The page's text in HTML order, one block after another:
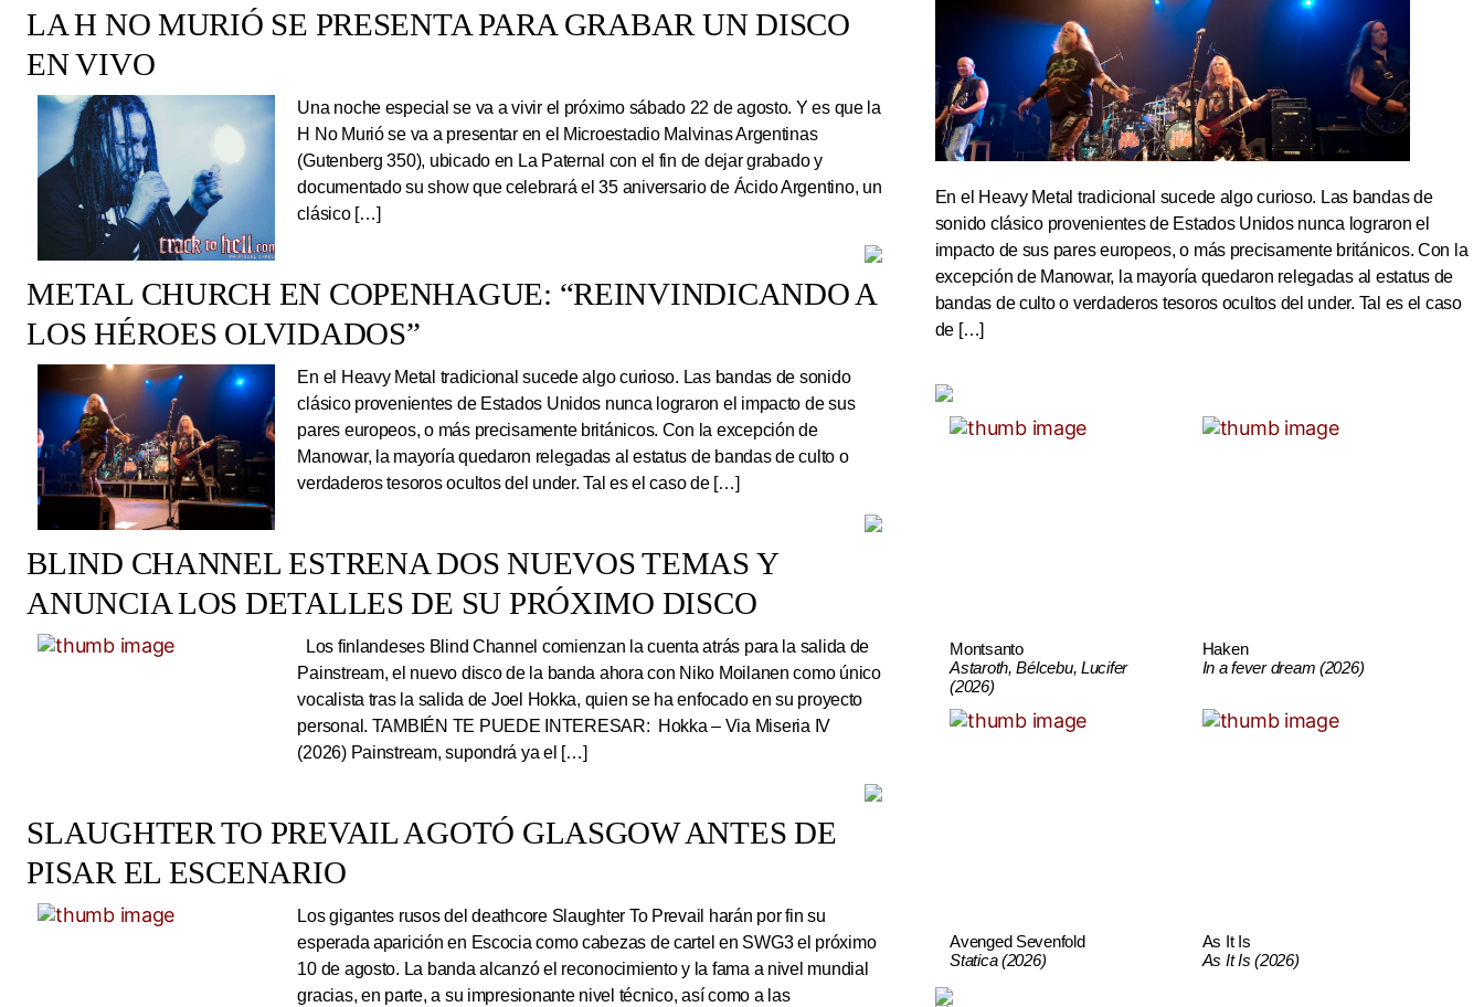
LA H NO MURIÓ SE PRESENTA PARA GRABAR UN DISCO
EN VIVO
Una noche especial se va a vivir el próximo sábado 22 de agosto. Y es que la
H No Murió se va a presentar en el Microestadio Malvinas Argentinas
(Gutenberg 350), ubicado en La Paternal con el fin de dejar grabado y
documentado su show que celebrará el 35 aniversario de Ácido Argentino, un
clásico […]
METAL CHURCH EN COPENHAGUE: “REINVINDICANDO A
LOS HÉROES OLVIDADOS”
En el Heavy Metal tradicional sucede algo curioso. Las bandas de sonido
clásico provenientes de Estados Unidos nunca lograron el impacto de sus
pares europeos, o más precisamente británicos. Con la excepción de
Manowar, la mayoría quedaron relegadas al estatus de bandas de culto o
verdaderos tesoros ocultos del under. Tal es el caso de […]
BLIND CHANNEL ESTRENA DOS NUEVOS TEMAS Y
ANUNCIA LOS DETALLES DE SU PRÓXIMO DISCO
Los finlandeses Blind Channel comienzan la cuenta atrás para la salida de
Painstream, el nuevo disco de la banda ahora con Niko Moilanen como único
vocalista tras la salida de Joel Hokka, quien se ha enfocado en su proyecto
personal. TAMBIÉN TE PUEDE INTERESAR: Hokka – Via Miseria IV
(2026) Painstream, supondrá ya el […]
SLAUGHTER TO PREVAIL AGOTÓ GLASGOW ANTES DE
PISAR EL ESCENARIO
Los gigantes rusos del deathcore Slaughter To Prevail harán por fin su
esperada aparición en Escocia como cabezas de cartel en SWG3 el próximo
10 de agosto. La banda alcanzó el reconocimiento y la fama a nivel mundial
gracias, en parte, a su impresionante nivel técnico, así como a las
En el Heavy Metal tradicional sucede algo curioso. Las bandas de
sonido clásico provenientes de Estados Unidos nunca lograron el
impacto de sus pares europeos, o más precisamente británicos. Con la
excepción de Manowar, la mayoría quedaron relegadas al estatus de
bandas de culto o verdaderos tesoros ocultos del under. Tal es el caso
de […]
Montsanto
Astaroth, Bélcebu, Lucifer
(2026)
Haken
In a fever dream (2026)
Avenged Sevenfold
Statica (2026)
As It Is
As It Is (2026)